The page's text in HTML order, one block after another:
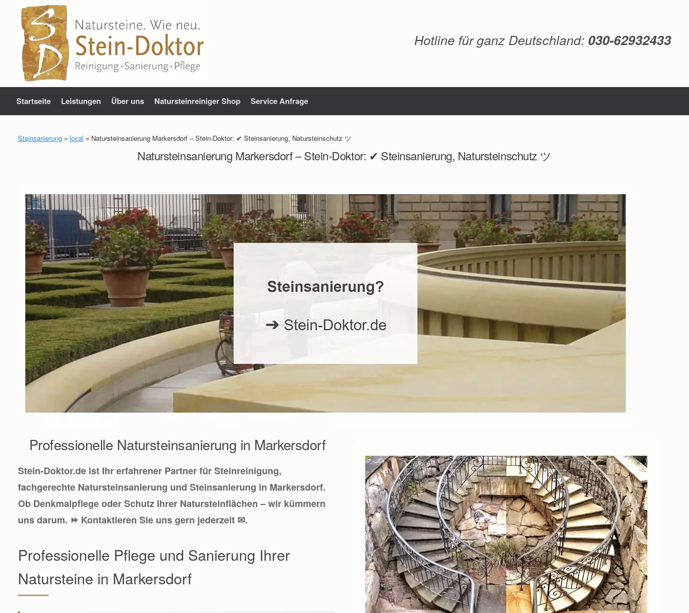
springen
Hotline für ganz Deutschland: 030-62932433
Startseite Leistungen Über uns Natursteinreiniger Shop Service Anfrage
Steinsanierung » local » Natursteinsanierung Markersdorf – Stein-Doktor: ✔ Steinsanierung, Natursteinschutz ツ
Natursteinsanierung Markersdorf – Stein-Doktor: ✔ Steinsanierung, Natursteinschutz ツ
Professionelle Natursteinsanierung in Markersdorf
Stein-Doktor.de ist Ihr erfahrener Partner für Steinreinigung,
fachgerechte Natursteinsanierung und Steinsanierung in Markersdorf.
Ob Denkmalpflege oder Schutz Ihrer Natursteinflächen – wir kümmern
uns darum. ⏩ Kontaktieren Sie uns gern jederzeit ✉.
Professionelle Pflege und Sanierung Ihrer
Natursteine in Markersdorf